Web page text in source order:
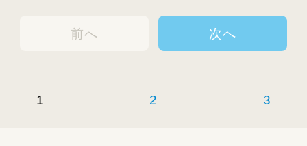
となど、疑問点があればみんなで相談しながら
進めています。
をお待ちしております！
前へ
1 2 3
次へ